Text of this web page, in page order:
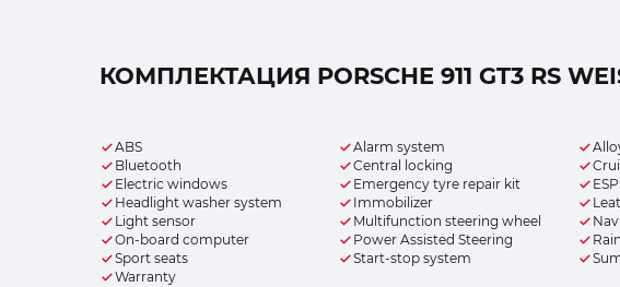
КОМПЛЕКТАЦИЯ PORSCHE 911 GT3 RS
ABS Alarm system
Bluetooth
Central locking
Electric windows
Emergency tyre repair kit ESP
Headlight washer system
Immobilizer
Light sensor
Multifunction steering wheel
On-board computer
Power Assisted Steering
Sport seats
Start-stop system
Warranty